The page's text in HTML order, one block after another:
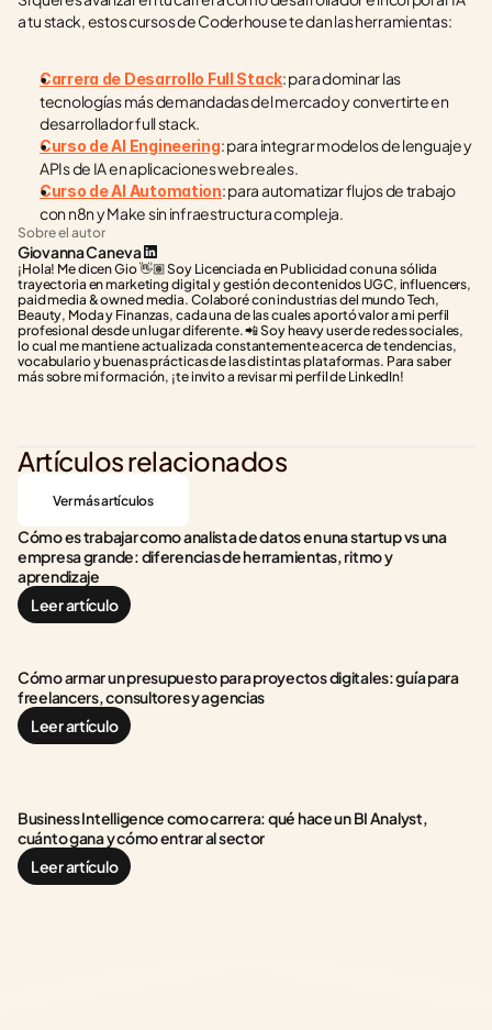
a tu stack, estos cursos de Coderhouse te dan las herramientas:
Carrera de Desarrollo Full Stack: para dominar las
tecnologías más demandadas del mercado y convertirte en
desarrollador full stack.
Curso de AI Engineering: para integrar modelos de lenguaje y
APIs de IA en aplicaciones web reales.
Curso de AI Automation: para automatizar flujos de trabajo
con n8n y Make sin infraestructura compleja.
Sobre el autor
Giovanna Caneva
¡Hola! Me dicen Gio 👋🏽 Soy Licenciada en Publicidad con una sólida
trayectoria en marketing digital y gestión de contenidos UGC, influencers,
paid media & owned media. Colaboré con industrias del mundo Tech,
Beauty, Moda y Finanzas, cada una de las cuales aportó valor a mi perfil
profesional desde un lugar diferente. 📲 Soy heavy user de redes sociales,
lo cual me mantiene actualizada constantemente acerca de tendencias,
vocabulario y buenas prácticas de las distintas plataformas. Para saber
más sobre mi formación, ¡te invito a revisar mi perfil de LinkedIn!
Artículos relacionados
Ver más artículos
Cómo es trabajar como analista de datos en una startup vs una
empresa grande: diferencias de herramientas, ritmo y
aprendizaje
Leer artículo
Cómo armar un presupuesto para proyectos digitales: guía para
freelancers, consultores y agencias
Leer artículo
Business Intelligence como carrera: qué hace un BI Analyst,
cuánto gana y cómo entrar al sector
Leer artículo